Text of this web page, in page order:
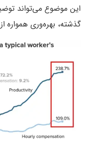
گذشته، بهره‌وری